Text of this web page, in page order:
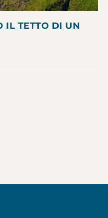
IL TETTO DI UN